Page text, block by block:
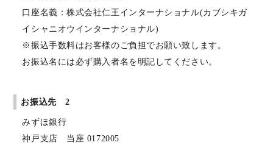
口座名義：株式会社仁王インターナショナル(カブシキガ
イシャニオウインターナショナル)
※振込手数料はお客様のご負担でお願い致します。
お振込名には必ず購入者名を明記してください。
お振込先 2
みずほ銀行
神戸支店 当座 0172005